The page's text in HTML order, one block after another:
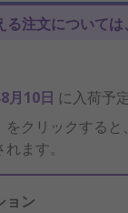
る注文について
月10日 に入荷予定
をクリックする
ます。
ョン